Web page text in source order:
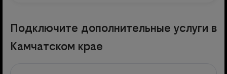
Подключите дополнительные услуги в
Камчатском крае